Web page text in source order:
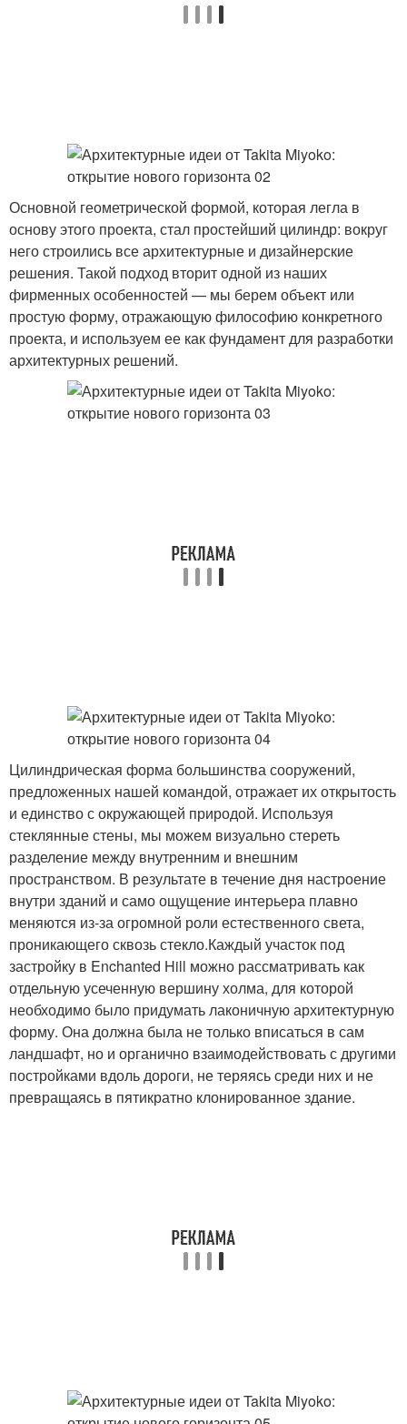
Основной геометрической формой, которая легла в
основу этого проекта, стал простейший цилиндр: вокруг
него строились все архитектурные и дизайнерские
решения. Такой подход вторит одной из наших
фирменных особенностей — мы берем объект или
простую форму, отражающую философию конкретного
проекта, и используем ее как фундамент для разработки
архитектурных решений.
Цилиндрическая форма большинства сооружений,
предложенных нашей командой, отражает их открытость
и единство с окружающей природой. Используя
стеклянные стены, мы можем визуально стереть
разделение между внутренним и внешним
пространством. В результате в течение дня настроение
внутри зданий и само ощущение интерьера плавно
меняются из-за огромной роли естественного света,
проникающего сквозь стекло.Каждый участок под
застройку в Enchanted Hill можно рассматривать как
отдельную усеченную вершину холма, для которой
необходимо было придумать лаконичную архитектурную
форму. Она должна была не только вписаться в сам
ландшафт, но и органично взаимодействовать с другими
постройками вдоль дороги, не теряясь среди них и не
превращаясь в пятикратно клонированное здание.